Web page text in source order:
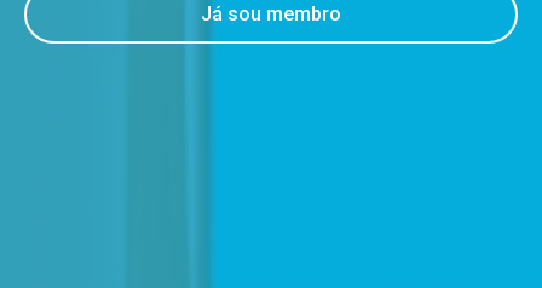
Já sou membro